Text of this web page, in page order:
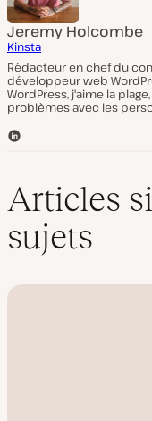
Jeremy Holcombe
Kinsta
Rédacteur en chef du
développeur web
WordPress, j'aime la
problèmes avec les
L
e
I
n
Articles
sujets